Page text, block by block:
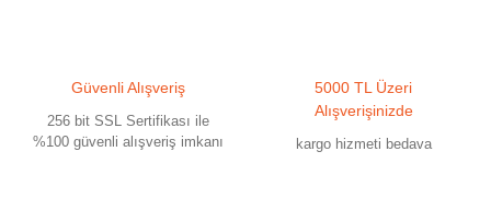
Ürün açıklamasında eksik bilgiler bulunuyor.
Ürün bilgilerinde hatalar bulunuyor.
Güvenli Alışveriş
256 bit SSL Sertifikası ile
%100 güvenli alışveriş imkanı
5000 TL Üzeri
Alışverişinizde
kargo hizmeti bedava